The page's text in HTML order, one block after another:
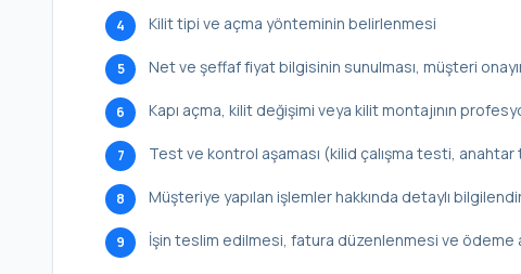
4 Kilit tipi ve açma yönteminin belirlenmesi
5 Net ve şeffaf fiyat bilgisinin sunulması, müşteri
6 Kapı açma, kilit değişimi veya kilit montajının
7 Test ve kontrol aşaması (kilid çalışma testi, anahtar
8 Müşteriye yapılan işlemler hakkında detaylı
9 İşin teslim edilmesi, fatura düzenlenmesi ve ödeme